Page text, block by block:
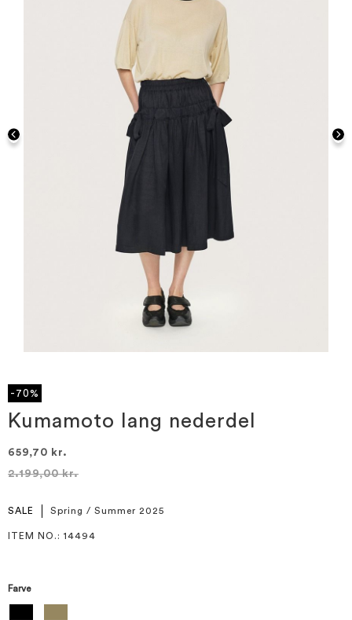
starten
af
billedgalleriet
-70%
Kumamoto lang nederdel
659,70 kr.
2.199,00 kr.
SALE Spring / Summer 2025
ITEM NO. : 14494
Farve